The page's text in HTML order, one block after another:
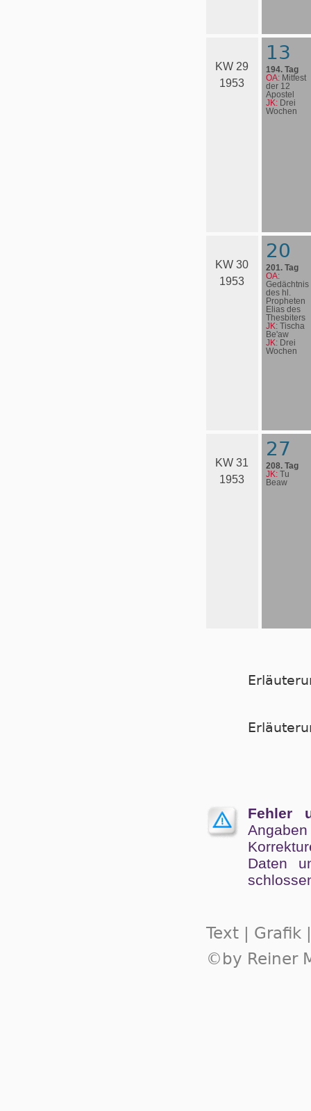
KW 29
1953
13
194. Tag
OA: Mitfest
der 12
Apostel
JK: Drei
Wochen
KW 30
1953
20
201. Tag
OA:
Gedächtnis
des hl.
Propheten
Elias des
Thesbiters
JK: Tischa
Be'aw
JK: Drei
Wochen
KW 31
1953
27
208. Tag
JK: Tu
Beaw
Fehler
Angaben
Da­ten
Text | Grafik
©by Reiner